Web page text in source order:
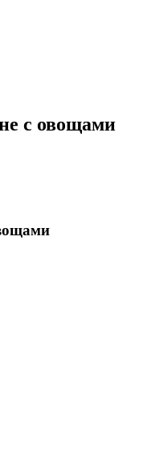
с овощами